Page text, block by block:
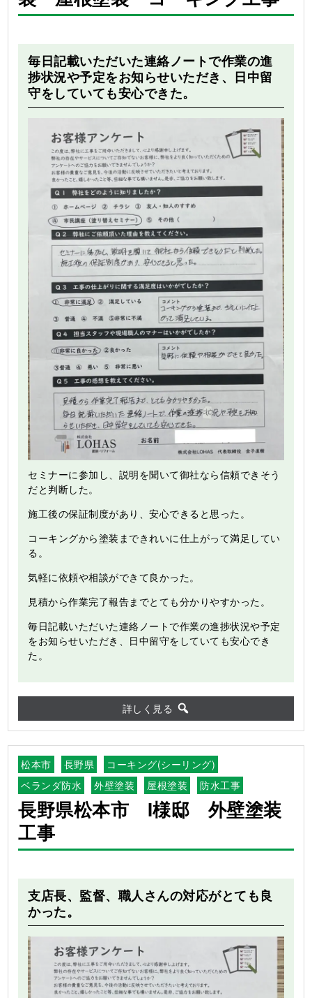
Before After
毎日記載いただいた連絡ノートで作業の進
捗状況や予定をお知らせいただき、日中留
守をしていても安心できた。
セミナーに参加し、説明を聞いて御社なら信頼できそう
だと判断した。
施工後の保証制度があり、安心できると思った。
コーキングから塗装まできれいに仕上がって満足してい
る。
気軽に依頼や相談ができて良かった。
見積から作業完了報告までとても分かりやすかった。
毎日記載いただいた連絡ノートで作業の進捗状況や予定
をお知らせいただき、日中留守をしていても安心でき
た。
詳しく見る
松本市 長野県
コーキング(シーリング)
ベランダ防水
外壁塗装 屋根塗装 防水工事
長野県松本市 I様邸 外壁塗装
工事
Before
支店長、監督、職人さんの対応がとても良
かった。